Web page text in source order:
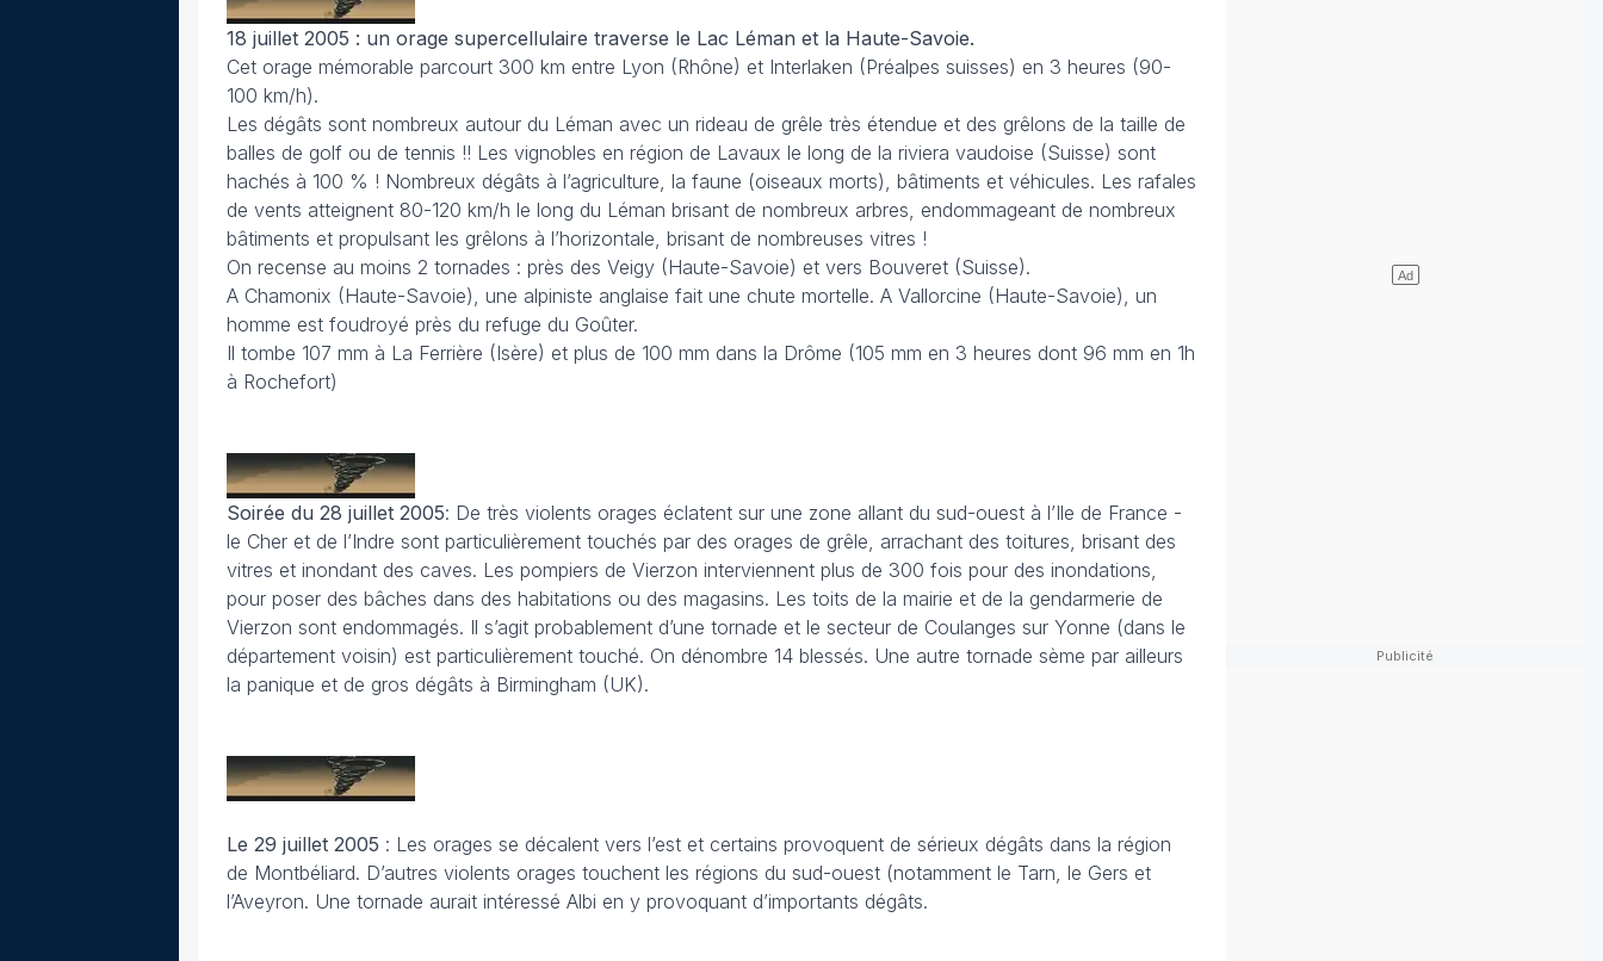
18 juillet 2005 : un orage supercellulaire traverse le Lac Léman et la Haute-Savoie.
Cet orage mémorable parcourt 300 km entre Lyon (Rhône) et Interlaken (Préalpes suisses) en 3 heures (90-
100 km/h).
Les dégâts sont nombreux autour du Léman avec un rideau de grêle très étendue et des grêlons de la taille de
balles de golf ou de tennis !! Les vignobles en région de Lavaux le long de la riviera vaudoise (Suisse) sont
hachés à 100 % ! Nombreux dégâts à l’agriculture, la faune (oiseaux morts), bâtiments et véhicules. Les rafales
de vents atteignent 80-120 km/h le long du Léman brisant de nombreux arbres, endommageant de nombreux
bâtiments et propulsant les grêlons à l’horizontale, brisant de nombreuses vitres !
On recense au moins 2 tornades : près des Veigy (Haute-Savoie) et vers Bouveret (Suisse).
A Chamonix (Haute-Savoie), une alpiniste anglaise fait une chute mortelle. A Vallorcine (Haute-Savoie), un
homme est foudroyé près du refuge du Goûter.
Il tombe 107 mm à La Ferrière (Isère) et plus de 100 mm dans la Drôme (105 mm en 3 heures dont 96 mm en 1h
à Rochefort)
Soirée du 28 juillet 2005: De très violents orages éclatent sur une zone allant du sud-ouest à l’Ile de France -
le Cher et de l’Indre sont particulièrement touchés par des orages de grêle, arrachant des toitures, brisant des
vitres et inondant des caves. Les pompiers de Vierzon interviennent plus de 300 fois pour des inondations,
pour poser des bâches dans des habitations ou des magasins. Les toits de la mairie et de la gendarmerie de
Vierzon sont endommagés. Il s’agit probablement d’une tornade et le secteur de Coulanges sur Yonne (dans le
département voisin) est particulièrement touché. On dénombre 14 blessés. Une autre tornade sème par ailleurs
la panique et de gros dégâts à Birmingham (UK).
Le 29 juillet 2005 : Les orages se décalent vers l’est et certains provoquent de sérieux dégâts dans la région
de Montbéliard. D’autres violents orages touchent les régions du sud-ouest (notamment le Tarn, le Gers et
l’Aveyron. Une tornade aurait intéressé Albi en y provoquant d’importants dégâts.